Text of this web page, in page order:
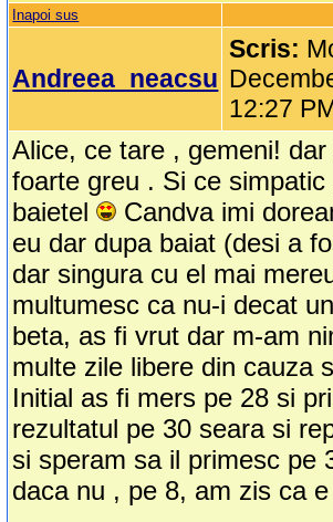
Inapoi sus
Andreea_neacsu
Scris:
12:27
Alice, ce tare , gemeni!
foarte greu . Si ce
baietel
Candva imi
eu dar dupa baiat (desi a
dar singura cu el mai
multumesc ca nu-i decat
beta, as fi vrut dar m-am
multe zile libere din cauza
Initial as fi mers pe 28 si
rezultatul pe 30 seara si
si speram sa il primesc pe
daca nu , pe 8, am zis ca